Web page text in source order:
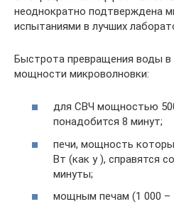
неоднократно подтверждена
испытаниями в лучших
Быстрота превращения воды в
мощности микроволновки:
для СВЧ мощностью
понадобится 8 минут;
печи, мощность
Вт (как у ), справятся
минуты;
мощным печам (1 000 –